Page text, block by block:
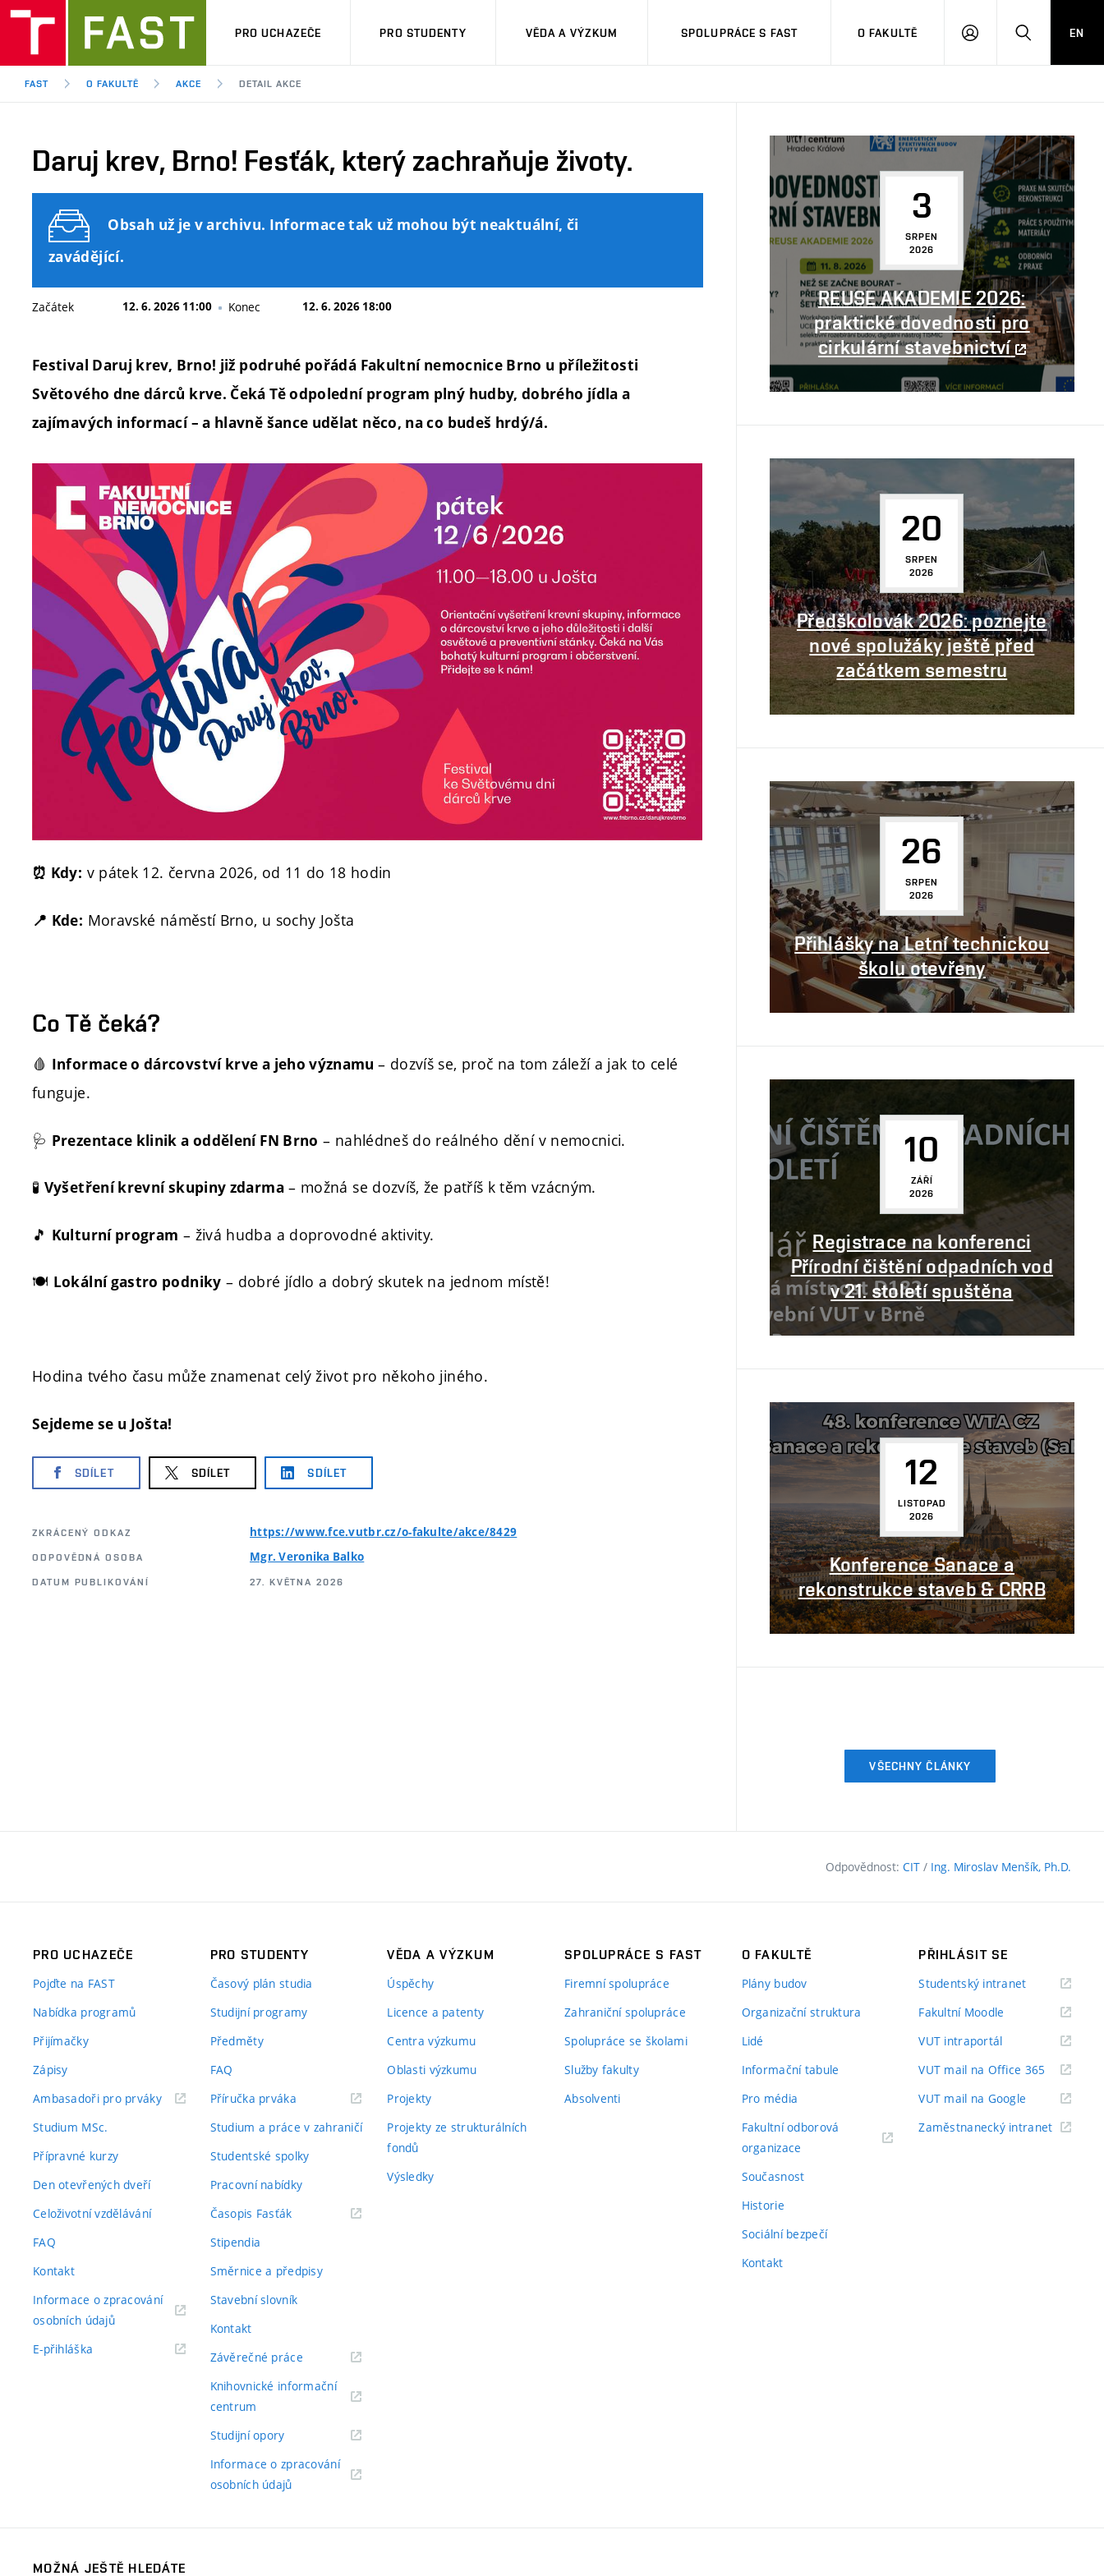
PRO UCHAZEČE PRO STUDENTY VĚDA A VÝZKUM SPOLUPRÁCE S FAST O FAKULTĚ
PŘIHLÁSITHLEDAT
EN
FAST O FAKULTĚ AKCE DETAIL AKCE
Daruj krev, Brno! Fesťák, který zachraňuje životy.
Obsah už je v archivu. Informace tak už mohou být neaktuální, či
zavádějící.
Začátek 12. 6. 2026 11:00 Konec 12. 6. 2026 18:00
Festival Daruj krev, Brno! již podruhé pořádá Fakultní nemocnice Brno u příležitosti
Světového dne dárců krve. Čeká Tě odpolední program plný hudby, dobrého jídla a
zajímavých informací – a hlavně šance udělat něco, na co budeš hrdý/á.
⏰ Kdy: v pátek 12. června 2026, od 11 do 18 hodin
📍 Kde: Moravské náměstí Brno, u sochy Jošta
Co Tě čeká?
🩸 Informace o dárcovství krve a jeho významu– dozvíš se, proč na tom záleží a jak to celé
funguje.
🩺 Prezentace klinik a oddělení FN Brno – nahlédneš do reálného dění v nemocnici.
🧪 Vyšetření krevní skupiny zdarma– možná se dozvíš, že patříš k těm vzácným.
🎵 Kulturní program – živá hudba a doprovodné aktivity.
🍽️ Lokální gastro podniky – dobré jídlo a dobrý skutek na jednom místě!
Hodina tvého času může znamenat celý život pro někoho jiného.
Sejdeme se u Jošta!
SDÍLET SDÍLET SDÍLET
ZKRÁCENÝ ODKAZ https://www.fce.vutbr.cz/o-fakulte/akce/8429
ODPOVĚDNÁ OSOBA Mgr. Veronika Balko
DATUM PUBLIKOVÁNÍ 27. KVĚTNA 2026
3
SRPEN
2026
REUSE AKADEMIE 2026:
praktické dovednosti pro
cirkulární stavebnictví
20
SRPEN
2026
Předškolovák 2026: poznejte
nové spolužáky ještě před
začátkem semestru
26
SRPEN
2026
Přihlášky na Letní technickou
školu otevřeny
10
ZÁŘÍ
2026
Registrace na konferenci
Přírodní čištění odpadních vod
v 21. století spuštěna
12
LISTOPAD
2026
Konference Sanace a
rekonstrukce staveb & CRRB
VŠECHNY ČLÁNKY
Odpovědnost: CIT / Ing. Miroslav Menšík, Ph.D.
PRO UCHAZEČE
Pojďte na FAST
Nabídka programů
Přijímačky
Zápisy
Ambasadoři pro prváky(externí
Studium MSc.
Přípravné kurzy
Den otevřených dveří
Celoživotní vzdělávání
FAQ
Kontakt
Informace o zpracování
osobních údajů(externí
E-přihláška
PRO STUDENTY
Časový plán studia
Studijní programy
Předměty
FAQ
Příručka prváka(externí
Studium a práce v zahraničí
Studentské spolky
Pracovní nabídky
Časopis Fasťák(externí
Stipendia
Směrnice a předpisy
Stavební slovník
Kontakt
Závěrečné práce(externí
Knihovnické informační
centrum
Studijní opory(externí
Informace o zpracování
osobních údajů(externí
VĚDA A VÝZKUM
Úspěchy
Licence a patenty
Centra výzkumu
Oblasti výzkumu
Projekty
Projekty ze strukturálních
fondů
Výsledky
SPOLUPRÁCE S FAST
Firemní spolupráce
Zahraniční spolupráce
Spolupráce se školami
Služby fakulty
Absolventi
O FAKULTĚ
Plány budov
Organizační struktura
Lidé
Informační tabule
Pro média
Fakultní odborová
organizace
Současnost
Historie
Sociální bezpečí
Kontakt
PŘIHLÁSIT SE
Studentský intranet(externí
Fakultní Moodle
VUT intraportál(externí
VUT mail na Office 365 (externí
odkaz)
VUT mail na Google (externí
Zaměstnanecký intranet(externí
MOŽNÁ JEŠTĚ HLEDÁTE